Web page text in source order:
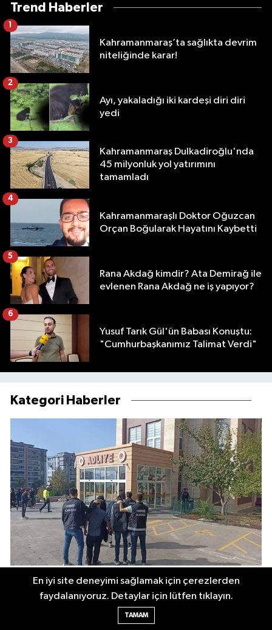
Trend Haberler
Kahramanmaraş’ta sağlıkta devrim
niteliğinde karar!
1
Ayı, yakaladığı iki kardeşi diri diri
yedi
2
Kahramanmaraş Dulkadiroğlu'nda
45 milyonluk yol yatırımını
tamamladı
3
Kahramanmaraşlı Doktor Oğuzcan
Orçan Boğularak Hayatını Kaybetti
4
Rana Akdağ kimdir? Ata Demirağ ile
evlenen Rana Akdağ ne iş yapıyor?
5
Yusuf Tarık Gül'ün Babası Konuştu:
"Cumhurbaşkanımız Talimat Verdi"
6
Kategori Haberler
yakalandıEn iyi site deneyimi sağlamak için çerezlerden
faydalanıyoruz. Detaylar için lütfen tıklayın.
TAMAM